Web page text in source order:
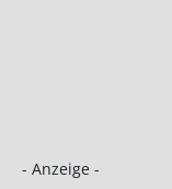
- Anzeige -